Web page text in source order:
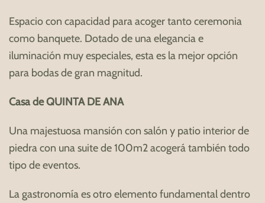
Espacio con capacidad para acoger tanto ceremonia
como banquete. Dotado de una elegancia e
iluminación muy especiales, esta es la mejor opción
para bodas de gran magnitud.
Casa de QUINTA DE ANA
Una majestuosa mansión con salón y patio interior de
piedra con una suite de 100m2 acogerá también todo
tipo de eventos.
La gastronomía es otro elemento fundamental dentro